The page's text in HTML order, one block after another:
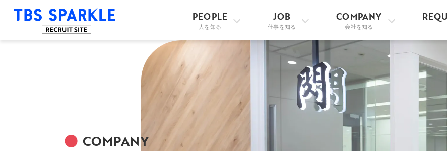
PEOPLE
人を知る
JOB
仕事を知る
COMPANY
会社を知る
COMPANY